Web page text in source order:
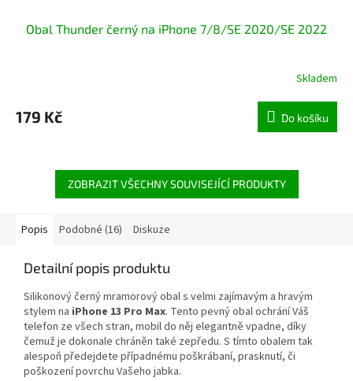
Obal Thunder černý na iPhone 7/8/SE 2020/SE 2022
produktu
je
Skladem
179 Kč Do košíku
ZOBRAZIT VŠECHNY SOUVISEJÍCÍ PRODUKTY
Popis Podobné (16) Diskuze
Detailní popis produktu
Silikonový černý mramorový obal s velmi zajímavým a hravým
stylem na iPhone 13 Pro Max. Tento pevný obal ochrání Váš
telefon ze všech stran, mobil do něj elegantně vpadne, díky
čemuž je dokonale chráněn také zepředu. S tímto obalem tak
alespoň předejdete případnému poškrábaní, prasknutí, či
poškozenípovrchu Vašeho jabka.